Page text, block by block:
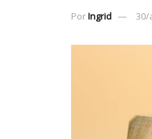
PorIngrid 30/